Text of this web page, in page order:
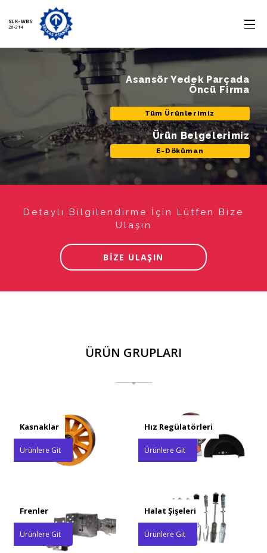
SLK-WBS
26-214
Asansör Yedek Parçada
Öncü Firma
Tüm Ürünlerimiz
Ürün Belgelerimiz
E-Döküman
Detaylı Bilgilendirme İçin Lütfen Bize
Ulaşın
BİZE ULAŞIN
ÜRÜN GRUPLARI
Kasnaklar
Ürünlere Git
Hız Regülatörleri
Ürünlere Git
Frenler
Ürünlere Git
Halat Şişeleri
Ürünlere Git